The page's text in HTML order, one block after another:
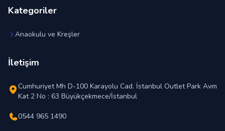
Kategoriler
Anaokulu ve Kreşler
İletişim
Cumhuriyet Mh D-100 Karayolu Cad. İstanbul Outlet Park Avm
Kat 2 No : 63 Büyükçekmece/İstanbul
0544 965 1490